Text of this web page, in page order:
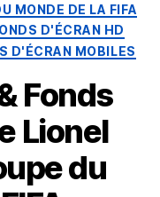
MONDE DE LA FIFA
D'ÉCRAN HD
D'ÉCRAN MOBILES
Fonds
Lionel
du